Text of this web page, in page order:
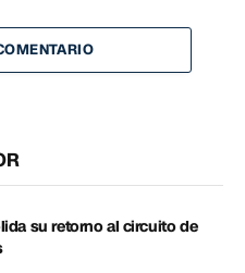
su retorno al circuito de